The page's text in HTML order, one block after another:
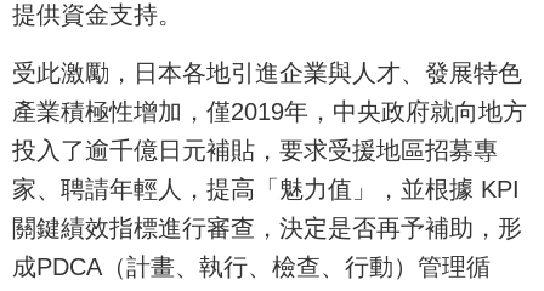
提供資金支持。
受此激勵，日本各地引進企業與人才、發展特色
產業積極性增加，僅2019年，中央政府就向地方
投入了逾千億日元補貼，要求受援地區招募專
家、聘請年輕人，提高「魅力值」，並根據 KPI
關鍵績效指標進行審查，決定是否再予補助，形
成PDCA（計畫、執行、檢查、行動）管理循